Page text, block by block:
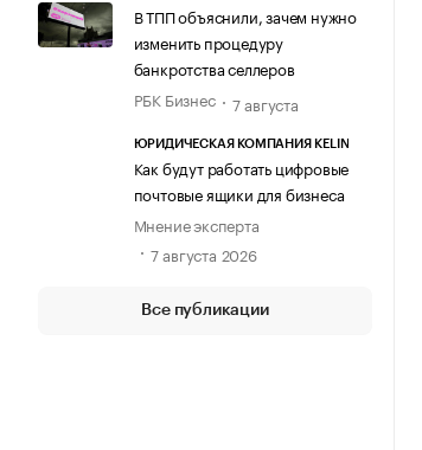
В ТПП объяснили, зачем нужно
изменить процедуру
банкротства селлеров
РБК Бизнес
7 августа
ЮРИДИЧЕСКАЯ КОМПАНИЯ KELIN
Как будут работать цифровые
почтовые ящики для бизнеса
Мнение эксперта
7 августа 2026
Все публикации